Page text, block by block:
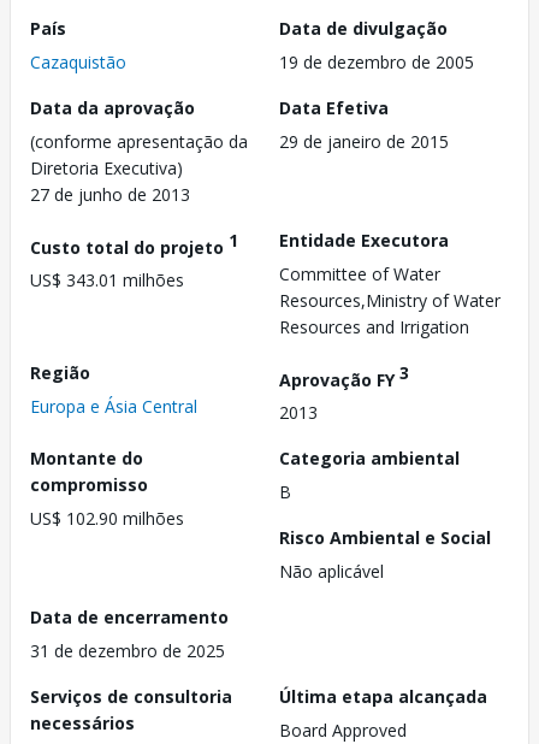
País
Cazaquistão
Data de divulgação
19 de dezembro de 2005
Data da aprovação
(conforme apresentação da
Diretoria Executiva)
27 de junho de 2013
Data Efetiva
29 de janeiro de 2015
Custo total do projeto 1
US$ 343.01 milhões
Entidade Executora
Committee of Water
Resources,Ministry of Water
Resources and Irrigation
Região
Europa e Ásia Central
Aprovação FY3
2013
Montante do
compromisso
US$ 102.90 milhões
Categoria ambiental
B
Risco Ambiental e Social
Não aplicável
Data de encerramento
31 de dezembro de 2025
Serviços de consultoria
necessários
Última etapa alcançada
Board Approved